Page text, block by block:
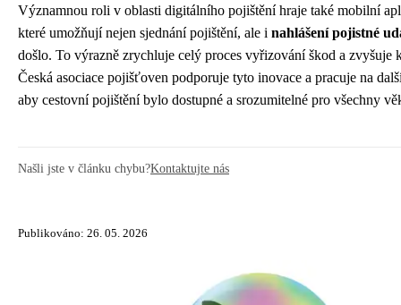
Významnou roli v oblasti digitálního pojištění hraje také mobilní
které umožňují nejen sjednání pojištění, ale i nahlášení pojistné
došlo. To výrazně zrychluje celý proces vyřizování škod a zvyšuje
Česká asociace pojišťoven podporuje tyto inovace a pracuje na
aby cestovní pojištění bylo dostupné a srozumitelné pro všechny
Našli jste v článku chybu?Kontaktujte nás
Publikováno: 26. 05. 2026